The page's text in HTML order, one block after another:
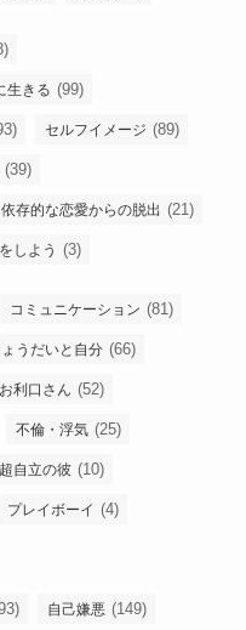
生きる (99)
セルフイメージ (89)
(39)
依存的な恋愛からの脱出 (21)
しよう (3)
コミュニケーション (81)
うだいと自分 (66)
利口さん (52)
不倫・浮気 (25)
超自立の彼 (10)
プレイボーイ (4)
自己嫌悪 (149)